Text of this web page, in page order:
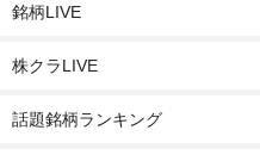
銘柄LIVE
株クラLIVE
話題銘柄ランキング